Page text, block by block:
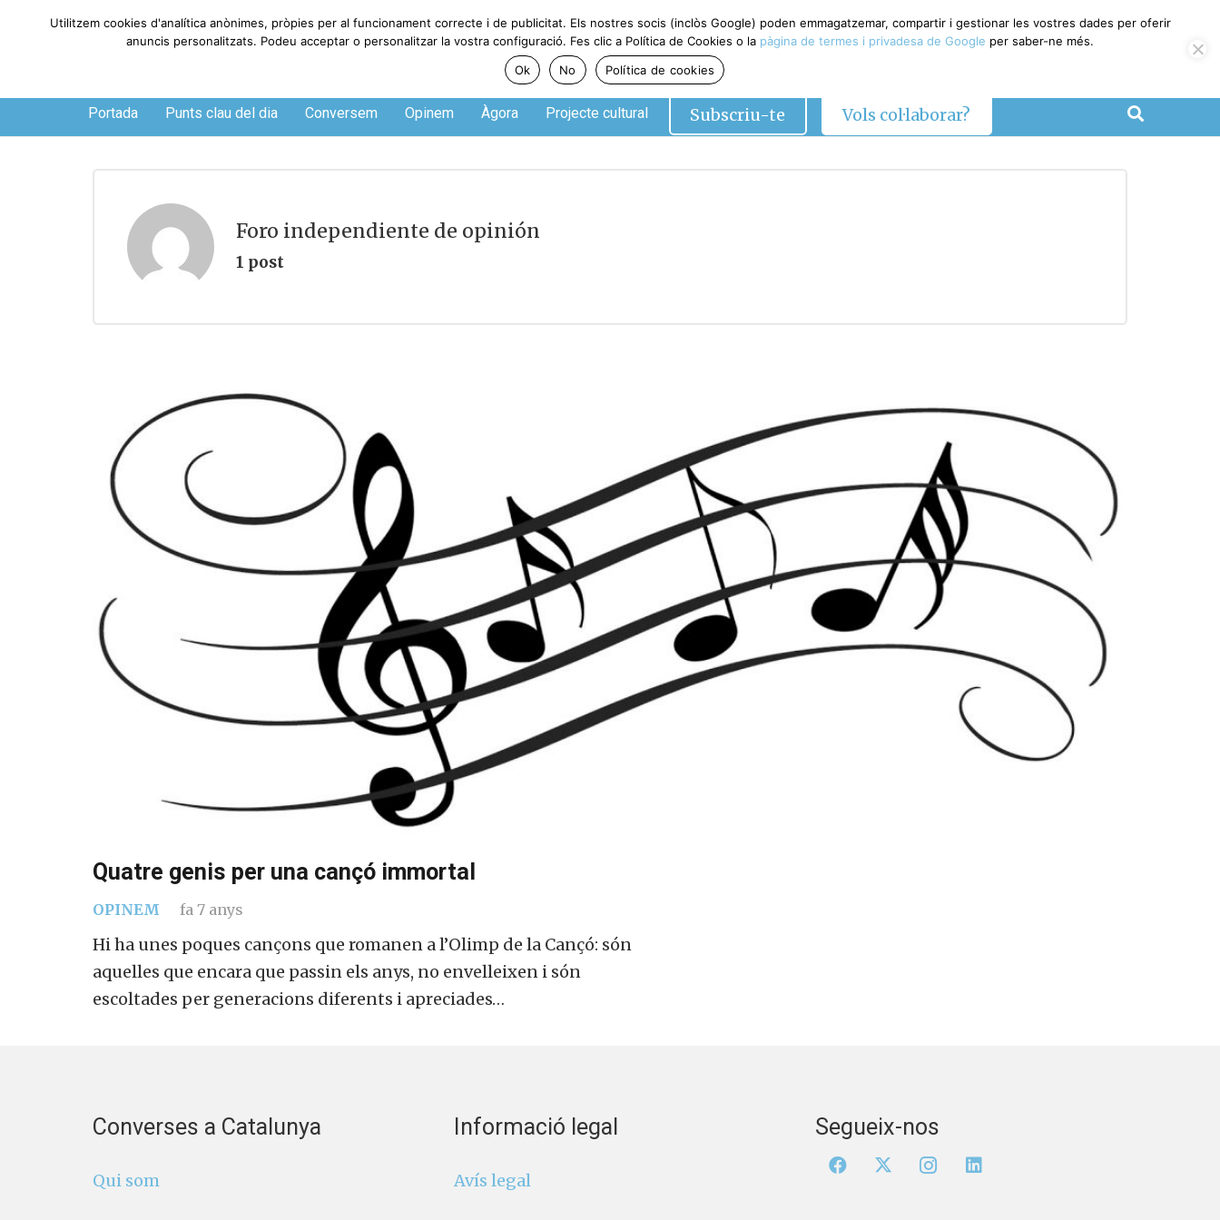
Dissabte, 8 de agosto de 2026
Portada Punts clau del dia Conversem Opinem Àgora Projecte cultural Subscriu-te Vols col·laborar?
Foro independiente de opinión
1 post
Quatre genis per una cançó immortal
OPINEM fa 7 anys
Hi ha unes poques cançons que romanen a l’Olimp de la Cançó: són
aquelles que encara que passin els anys, no envelleixen i són
escoltades per generacions diferents i apreciades…
Converses a Catalunya
Qui som
Informació legal
Avís legal
Segueix-nos
Utilitzem cookies d'analítica anònimes, pròpies per al funcionament correcte i de publicitat. Els nostres socis (inclòs Google) poden emmagatzemar, compartir i gestionar les vostres dades per oferir
anuncis personalitzats. Podeu acceptar o personalitzar la vostra configuració. Fes clic a Política de Cookies o la pàgina de termes i privadesa de Google per saber-ne més.
Ok
No Política de cookies